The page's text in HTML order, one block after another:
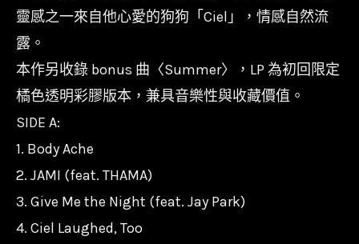
靈感之一來自他心愛的狗狗「Ciel」，情感自然流
露。
本作另收錄 bonus 曲〈Summer〉，LP 為初回限定
橘色透明彩膠版本，兼具音樂性與收藏價值。
SIDE A:
1. Body Ache
2. JAMI (feat. THAMA)
3. Give Me the Night (feat. Jay Park)
4. Ciel Laughed, Too